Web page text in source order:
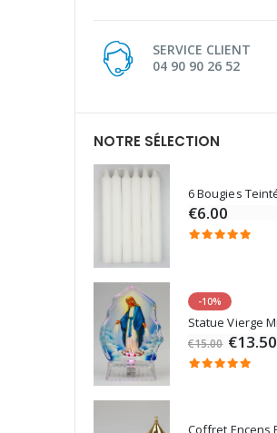
SERVICE CLIENT
04 90 90 26 52
NOTRE SÉLECTION
€6.00
-10%
€15.00 €13.50